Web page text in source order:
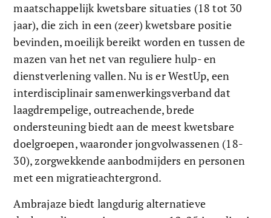
maatschappelijk kwetsbare situaties (18 tot 30
jaar), die zich in een (zeer) kwetsbare positie
bevinden, moeilijk bereikt worden en tussen de
mazen van het net van reguliere hulp- en
dienstverlening vallen. Nu is er WestUp, een
interdisciplinair samenwerkingsverband dat
laagdrempelige, outreachende, brede
ondersteuning biedt aan de meest kwetsbare
doelgroepen, waaronder jongvolwassenen (18-
30), zorgwekkende aanbodmijders en personen
met een migratieachtergrond.
Ambrajaze biedt langdurig alternatieve